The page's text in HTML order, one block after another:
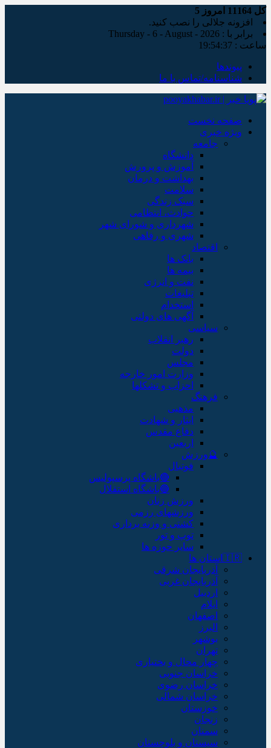
کل امروز 5
افزونه جلالی را نصب کنید.
برابر با : Thursday - 6 - August - 2026
ساعت : 19:54:38
پیوندها
شناسنامه/تماس با ما
صفحه نخست
ویژه خبری
جامعه
دانشگاه
آموزش و پرورش
بهداشت و درمان
سلامت
سبک زندگی
حوادث، انتظامی
شهرداری و شورای شهر
شهری و رفاهی
اقتصاد
بانک ها
بیمه ها
نفت و انرژی
تبلیغات
استخدام
آگهی های دولتی
سیاسی
رهبر انقلاب
دولت
مجلس
وزارت امور خارجه
احزاب و تشکلها
فرهنگ
مذهبی
ایثار و شهادت
دفاع مقدس
اربعین
🔮ورزش
فوتبال
🔴باشگاه پرسپولیس
🔵باشگاه استقلال
ورزش زنان
ورزشهای رزمی
کشتی و وزنه برداری
توپ و تور
سایر حوزه ها
🇮🇷استان ها
آذربایجان شرقی
آذربایجان غربی
اردبیل
ایلام
اصفهان
البرز
بوشهر
تهران
چهار محال و بختیاری
خراسان جنوبی
خراسان رضوی
خراسان شمالی
خوزستان
زنجان
سمنان
سیستان و بلوچستان